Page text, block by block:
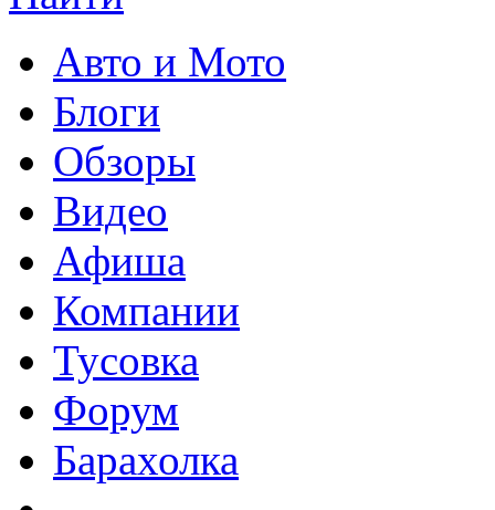
Авто и Мото
Блоги
Обзоры
Видео
Афиша
Компании
Тусовка
Форум
Барахолка